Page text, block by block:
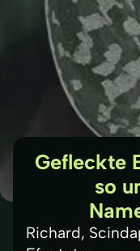
Gefleckte
so
Richard,